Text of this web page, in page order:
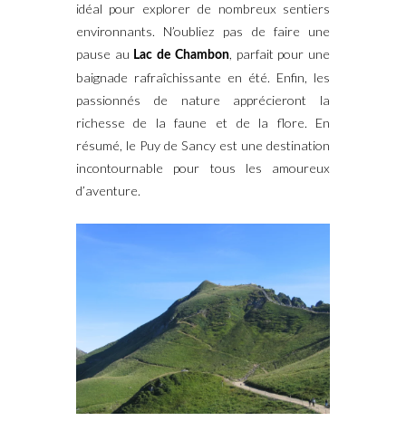
idéal pour explorer de nombreux sentiers
environnants. N’oubliez pas de faire une
pause au Lac de Chambon, parfait pour une
baignade rafraîchissante en été. Enfin, les
passionnés de nature apprécieront la
richesse de la faune et de la flore. En
résumé, le Puy de Sancy est une destination
incontournable pour tous les amoureux
d’aventure.